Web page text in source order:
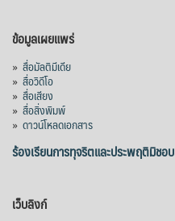
ข้อมูลเผยแพร่
» สื่อมัลติมีเดีย
» สื่อวิดีโอ
» สื่อเสียง
» สื่อสิ่งพิมพ์
» ดาวน์โหลดเอกสาร
ร้องเรียนการทุจริตและประพฤติมิชอบ
เว็บลิงก์